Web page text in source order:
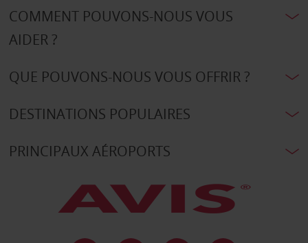
COMMENT POUVONS-NOUS VOUS
AIDER ?
QUE POUVONS-NOUS VOUS OFFRIR ?
DESTINATIONS POPULAIRES
PRINCIPAUX AÉROPORTS